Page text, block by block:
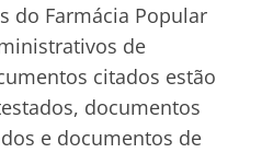
do Farmácia Popular
de
citados estão
documentos
e documentos de